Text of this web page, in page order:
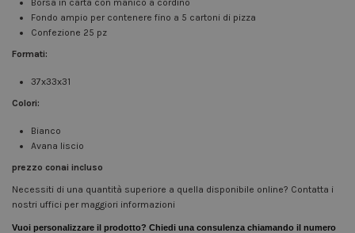
Borsa in carta con manico a cordino
Fondo ampio per contenere fino a 5 cartoni di pizza
Confezione 25 pz
Formati:
37x33x31
Colori:
Bianco
Avana liscio
prezzo conai incluso
Necessiti di una quantità superiore a quella disponibile online? Contatta i
nostri uffici per maggiori informazioni
Vuoi personalizzare il prodotto? Chiedi una consulenza chiamando il numero